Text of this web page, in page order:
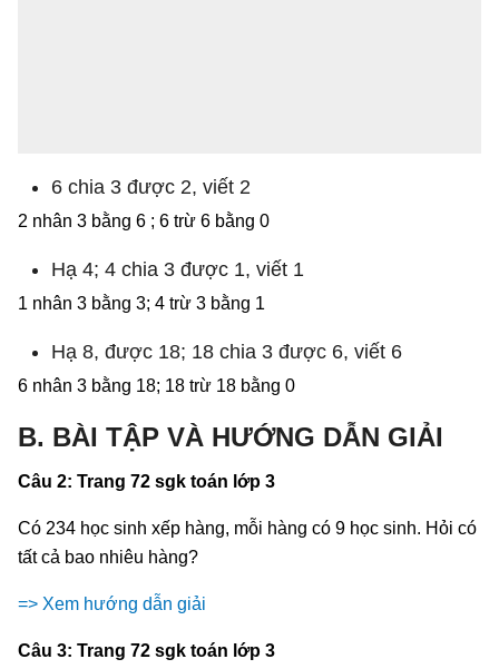
6 chia 3 được 2, viết 2
2 nhân 3 bằng 6 ; 6 trừ 6 bằng 0
Hạ 4; 4 chia 3 được 1, viết 1
1 nhân 3 bằng 3; 4 trừ 3 bằng 1
Hạ 8, được 18; 18 chia 3 được 6, viết 6
6 nhân 3 bằng 18; 18 trừ 18 bằng 0
B. BÀI TẬP VÀ HƯỚNG DẪN GIẢI
Câu 2: Trang 72 sgk toán lớp 3
Có 234 học sinh xếp hàng, mỗi hàng có 9 học sinh. Hỏi có
tất cả bao nhiêu hàng?
=> Xem hướng dẫn giải
Câu 3: Trang 72 sgk toán lớp 3